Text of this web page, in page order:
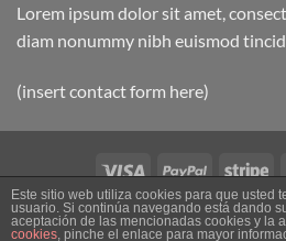
Lorem ipsum dolor sit amet,
diam nonummy nibh euismod
(insert contact form here)
Visa PayPal
SOBRE NOSOTROS CONTACTO
Este sitio web utiliza cookies para que usted
usuario. Si continúa navegando está dando
aceptación de las mencionadas cookies y la
cookies, pinche el enlace para mayor